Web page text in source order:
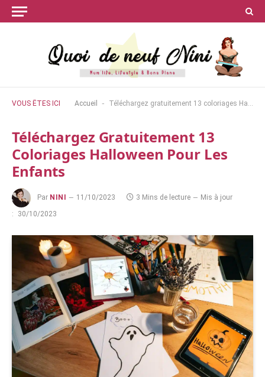
VOUS ÊTES ICI Accueil - Téléchargez gratuitement 13 coloriages Halloween pour les enfants
Téléchargez Gratuitement 13
Coloriages Halloween Pour Les
Enfants
Par NINI 11/10/2023 3 Mins de lecture
Mis à jour
:
30/10/2023